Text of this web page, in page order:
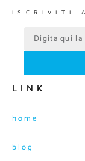
ISCRIVITI
LINK
home
blog